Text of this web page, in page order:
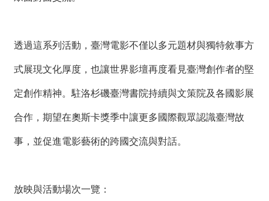
透過這系列活動，臺灣電影不僅以多元題材與獨特敘事方
式展現文化厚度，也讓世界影壇再度看見臺灣創作者的堅
定創作精神。駐洛杉磯臺灣書院持續與文策院及各國影展
合作，期望在奧斯卡獎季中讓更多國際觀眾認識臺灣故
事，並促進電影藝術的跨國交流與對話。
放映與活動場次一覽：